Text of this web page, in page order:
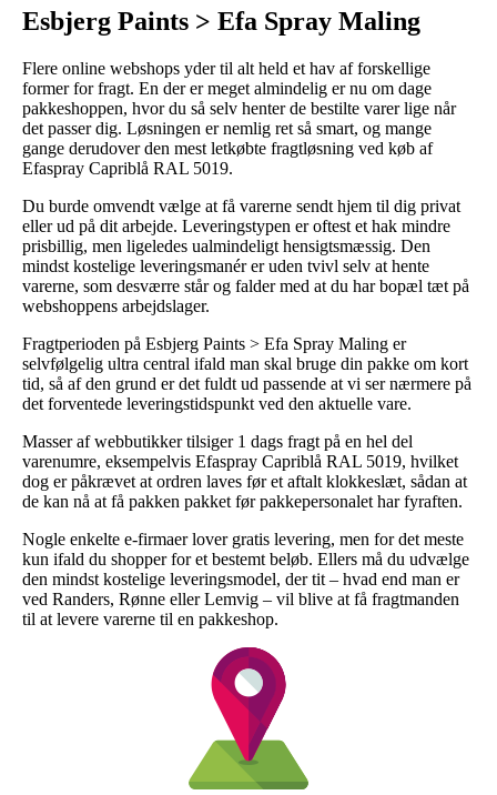
Esbjerg Paints > Efa Spray Maling
Flere online webshops yder til alt held et hav af forskellige
former for fragt. En der er meget almindelig er nu om dage
pakkeshoppen, hvor du så selv henter de bestilte varer lige når
det passer dig. Løsningen er nemlig ret så smart, og mange
gange derudover den mest letkøbte fragtløsning ved køb af
Efaspray Capriblå RAL 5019.
Du burde omvendt vælge at få varerne sendt hjem til dig privat
eller ud på dit arbejde. Leveringstypen er oftest et hak mindre
prisbillig, men ligeledes ualmindeligt hensigtsmæssig. Den
mindst kostelige leveringsmanér er uden tvivl selv at hente
varerne, som desværre står og falder med at du har bopæl tæt på
webshoppens arbejdslager.
Fragtperioden på Esbjerg Paints > Efa Spray Maling er
selvfølgelig ultra central ifald man skal bruge din pakke om kort
tid, så af den grund er det fuldt ud passende at vi ser nærmere på
det forventede leveringstidspunkt ved den aktuelle vare.
Masser af webbutikker tilsiger 1 dags fragt på en hel del
varenumre, eksempelvis Efaspray Capriblå RAL 5019, hvilket
dog er påkrævet at ordren laves før et aftalt klokkeslæt, sådan at
de kan nå at få pakken pakket før pakkepersonalet har fyraften.
Nogle enkelte e-firmaer lover gratis levering, men for det meste
kun ifald du shopper for et bestemt beløb. Ellers må du udvælge
den mindst kostelige leveringsmodel, der tit – hvad end man er
ved Randers, Rønne eller Lemvig – vil blive at få fragtmanden
til at levere varerne til en pakkeshop.